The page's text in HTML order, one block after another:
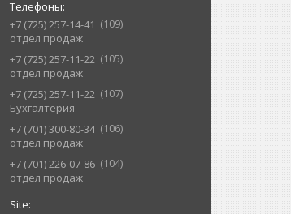
+7 (725) 257-14-41
109
отдел продаж
+7 (725) 257-11-22
105
отдел продаж
+7 (725) 257-11-22
107
Бухгалтерия
+7 (701) 300-80-34
106
отдел продаж
+7 (701) 226-07-86
104
отдел продаж